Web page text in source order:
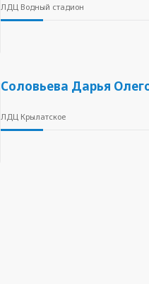
ЛДЦ Водный стадион
Соловьева Дарья
ЛДЦ Крылатское